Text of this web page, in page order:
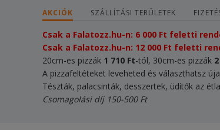
AKCIÓK SZÁLLÍTÁSI TERÜLETEK
Csak a Falatozz.hu-n: 6 000 Ft feletti
Csak a Falatozz.hu-n: 12 000 Ft feletti
20cm-es pizzák 1 710 Ft-tól, 30cm-es pizzák
A pizzafeltéteket leveheted és választhatsz
Tészták, palacsinták, desszertek, üdítők az
Csomagolási díj 150-500 Ft